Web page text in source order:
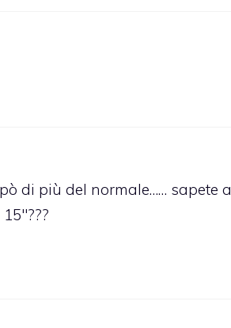
di più del normale…… sapete a